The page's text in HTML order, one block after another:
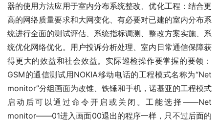
器的使用方法应用于室内分布系统整改、优化工程：结合更
高的网络质量要求和大网变化、有必要对已建的室内分布系
统进行全面的测试评估、系统指标调测、整改方案实施、系
统优化网络优化。用户投诉分析处理、室内日常通信保障获
得更大的效益和社会效益。实际巡检操作要掌握的要领：
GSM的通信测试用NOKIA移动电话的工程模式名称为“Net
monitor”分组画面为改锥、铁锤和手机，诺基亚的工程模式
启动后可以通过命令开启或关闭。工能选择――Net
monitor――01进入画面00退出的程序一样，只不过后面的